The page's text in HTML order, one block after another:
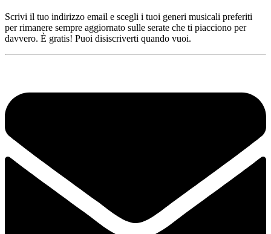
Scrivi il tuo indirizzo email e scegli i tuoi generi musicali preferiti
per rimanere sempre aggiornato sulle serate che ti piacciono per
davvero. È gratis! Puoi disiscriverti quando vuoi.